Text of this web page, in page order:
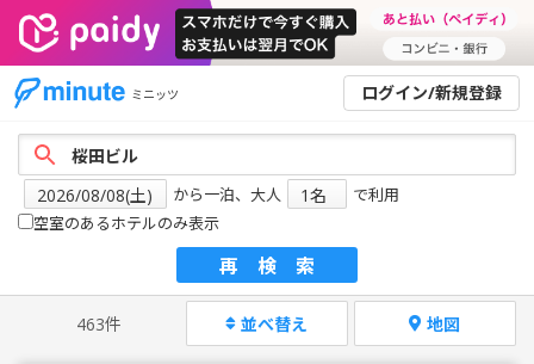
ミニッツ ログイン/新規登録
から一泊、大人
で利用
空室のあるホテルのみ表示
再検索
463件 並べ替え 地図